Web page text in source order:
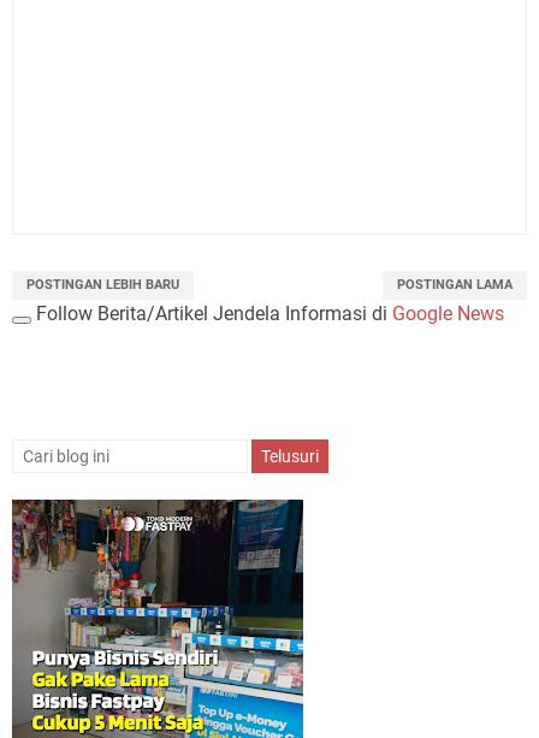
POSTINGAN LEBIH BARU POSTINGAN LAMA
Follow Berita/Artikel Jendela Informasi di Google News